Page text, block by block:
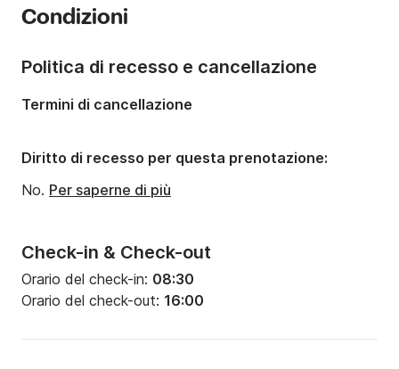
Portata massima persone:
Condizioni
Check-in & Check-out
Orario del check-in: 08:30
Orario del check-out: 16:00
Politica di recesso e cancellazione
Termini di cancellazione
Diritto di recesso per questa prenotazione:
No. Per saperne di più